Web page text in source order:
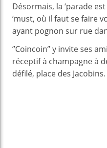
Désormais, la ‘parade
‘must, où il faut se faire
ayant pognon sur rue
‘’Coincoin’’ y invite ses
réceptif à champagne à
défilé, place des Jacobins.